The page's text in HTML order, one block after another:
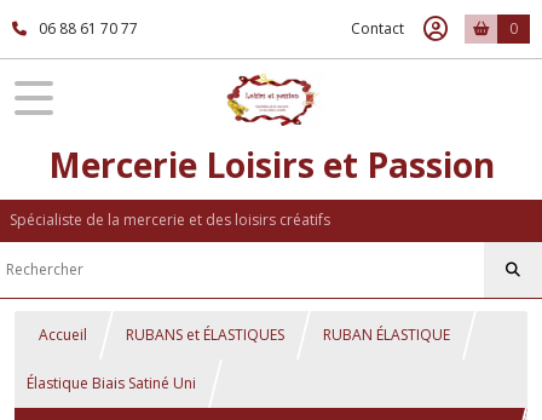
06 88 61 70 77 Contact 0
Mercerie Loisirs et Passion
Spécialiste de la mercerie et des loisirs créatifs
Accueil RUBANS et ÉLASTIQUES RUBAN ÉLASTIQUE
Élastique Biais Satiné Uni